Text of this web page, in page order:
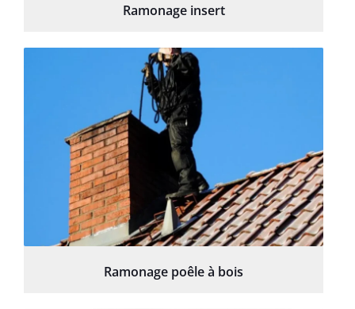
Ramonage insert
Ramonage poêle à bois